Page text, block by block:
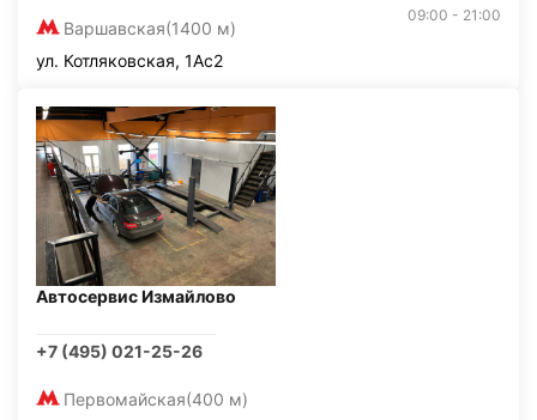
Варшавская(1400 м)
09:00 - 21:00
ул. Котляковская, 1Ас2
Автосервис Измайлово
+7 (495) 021-25-26
Первомайская(400 м)